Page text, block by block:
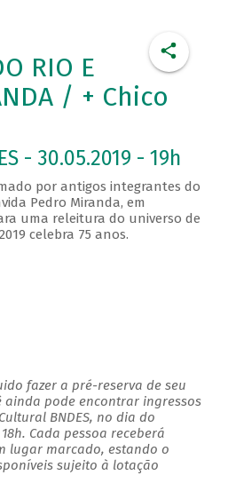
RIO E
/ + Chico
- 30.05.2019 - 19h
por antigos integrantes do
Pedro Miranda, em
uma releitura do universo de
celebra 75 anos.
fazer a pré-reserva de seu
pode encontrar ingressos
BNDES, no dia do
Cada pessoa receberá
lugar marcado, estando o
sujeito à lotação